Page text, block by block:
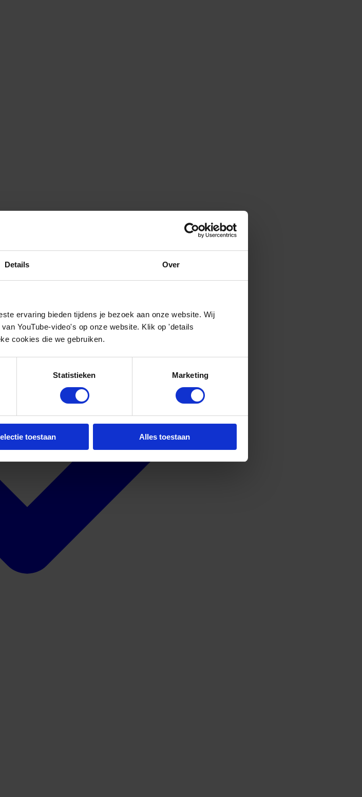
Details Over
ervaring bieden tijdens je bezoek aan onze website. Wij
YouTube-video's op onze website. Klik op 'details
cookies die we gebruiken.
Statistieken Marketing
toestaan Alles toestaan